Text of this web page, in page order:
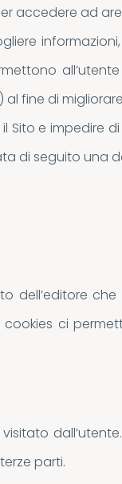
ad
fine di
e impedire
di seguito una
dell’editore
cookies ci
parti.